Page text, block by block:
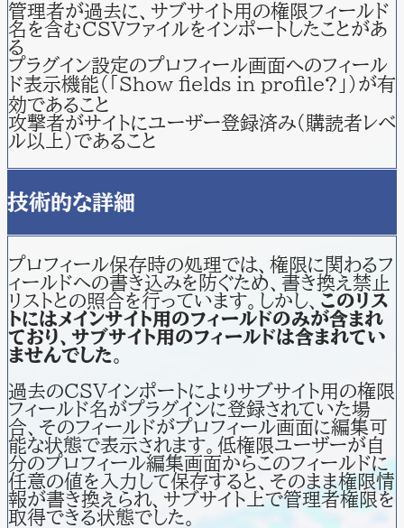
管理者が過去に、サブサイト用の権限フィールド
名を含むCSVファイルをインポートしたことがあ
る
プラグイン設定のプロフィール画面へのフィール
ド表示機能（「Show fields in profile?」）が有
効であること
攻撃者がサイトにユーザー登録済み（購読者レベ
ル以上）であること
技術的な詳細
プロフィール保存時の処理では、権限に関わるフ
ィールドへの書き込みを防ぐため、書き換え禁止
リストとの照合を行っています。しかし、 このリス
トにはメインサイト用のフィールドのみが含まれ
ており、サブサイト用のフィールドは含まれてい
ませんでした 。
過去のCSVインポートによりサブサイト用の権限
フィールド名がプラグインに登録されていた場
合、そのフィールドがプロフィール画面に編集可
能な状態で表示されます。低権限ユーザーが自
分のプロフィール編集画面からこのフィールドに
任意の値を入力して保存すると、そのまま権限情
報が書き換えられ、サブサイト上で管理者権限を
取得できる状態でした。